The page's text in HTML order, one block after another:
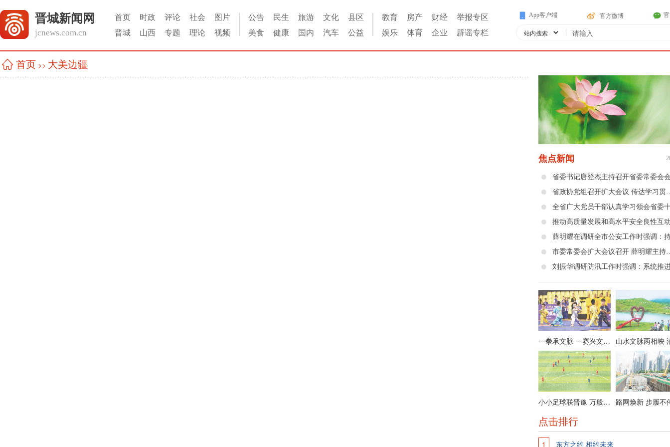
晋城新闻网
jcnews.com.cn
首页 时政 评论 社会
图片
晋城
山西 专题 理论 视频
公告 民生 旅游 文化
县区
美食
健康 国内 汽车 公益
教育 房产 财经
举报专区
娱乐
体育 企业 辟谣专栏
App客户端 官方微博
|
首页 >> 大美边疆
焦点新闻
省委书记唐登杰主持召开省委常委会
一拳承文脉 一赛兴文旅——全国传统武术公开赛（形意拳赛区）掠影
小小足球联晋豫 万般烟火兴文旅——“太行杯”2026年泽州县首届县域足球冠军邀请赛掠影 路网焕新 步履不
点击排行
1 东方之约 相约未来